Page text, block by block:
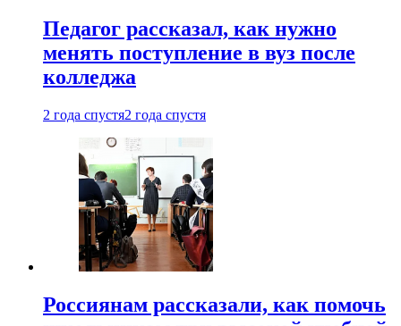
Педагог рассказал, как нужно
менять поступление в вуз после
колледжа
2 года спустя2 года спустя
Россиянам рассказали, как помочь